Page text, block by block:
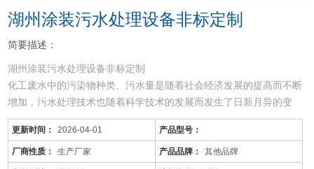
湖州涂装污水处理设备非标定制
简要描述：
湖州涂装污水处理设备非标定制
化工废水中的污染物种类、污水量是随着社会经济发展的提高而不断
增加，污水处理技术也随着科学技术的发展而发生了日新月异的变
化，同时，旧的污水处理技术也不断被革新和发展着。尤其现在的化
工废水中的污染物是多种多样的，往往用一种工艺是不能将废水中所
有的污染物去除殆尽的。用物化工艺将化工废水处理到排放标准难度
更新时间： 2026-04-01 产品型号：
厂商性质： 生产厂家 产品品牌： 其他品牌